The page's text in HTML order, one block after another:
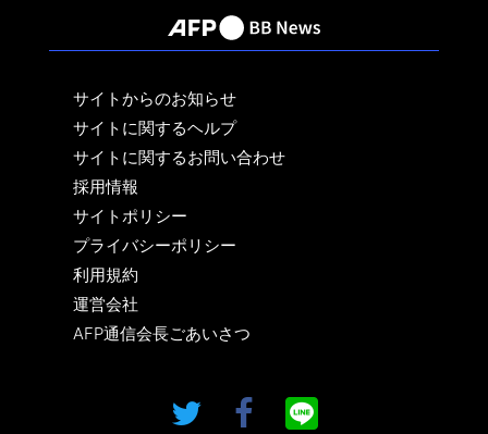
サイトからのお知らせ
サイトに関するヘルプ
サイトに関するお問い合わせ
採用情報
サイトポリシー
プライバシーポリシー
利用規約
運営会社
AFP通信会長ごあいさつ